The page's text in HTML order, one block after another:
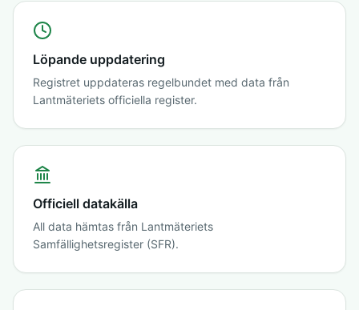
Löpande uppdatering
Registret uppdateras regelbundet med data från
Lantmäteriets officiella register.
Officiell datakälla
All data hämtas från Lantmäteriets
Samfällighetsregister (SFR).